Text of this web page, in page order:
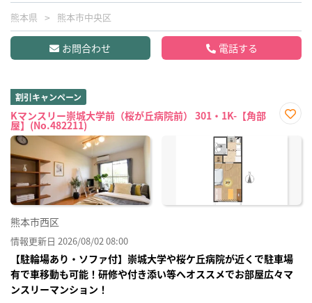
熊本県 熊本市中央区
お問合わせ 電話する
割引キャンペーン
Kマンスリー崇城大学前（桜が丘病院前） 301・1K-【角部
屋】(No.482211)
に入
熊本市西区
情報更新日 2026/08/02 08:00
【駐輪場あり・ソファ付】崇城大学や桜ケ丘病院が近くで駐車場
有で車移動も可能！研修や付き添い等へオススメでお部屋広々マ
ンスリーマンション！